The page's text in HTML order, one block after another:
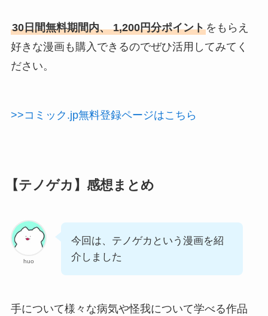
30日間無料期間内、 1,200円分ポイントをもらえ
好きな漫画も購入できるのでぜひ活用してみてく
ださい。
>>コミック.jp無料登録ページはこちら
【テノゲカ】感想まとめ
huo
今回は、テノゲカという漫画を紹
介しました
手について様々な病気や怪我について学べる作品